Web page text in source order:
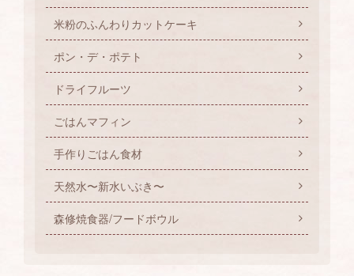
米粉のふんわりカットケーキ
ポン・デ・ポテト
ドライフルーツ
ごはんマフィン
手作りごはん食材
天然水〜新水いぶき〜
森修焼食器/フードボウル